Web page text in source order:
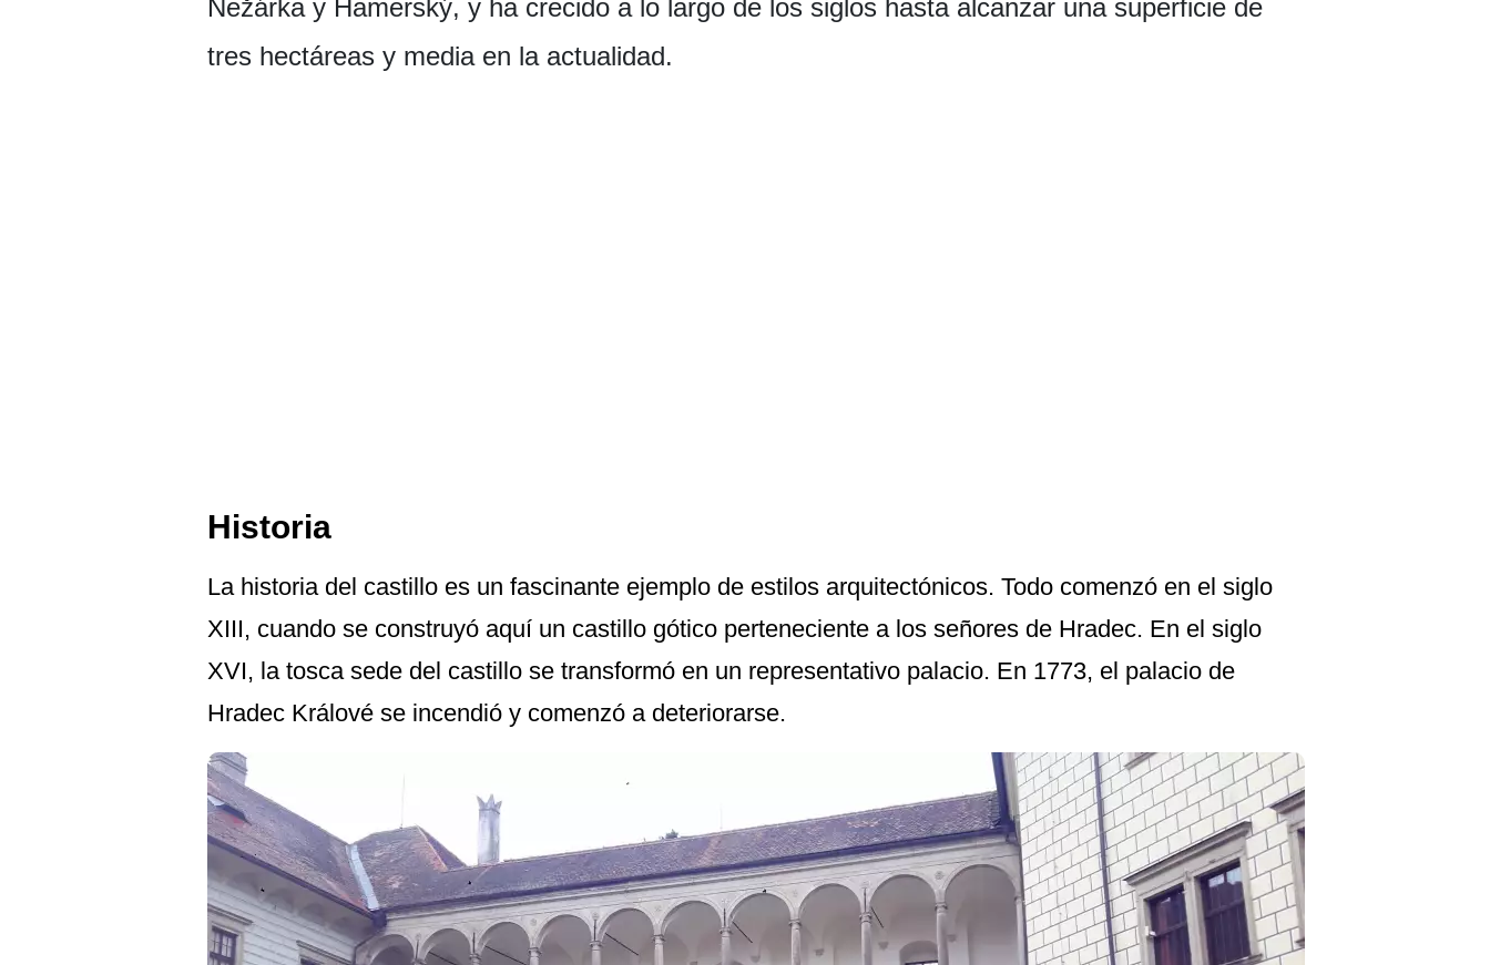
Nežárka y Hamerský, y ha crecido a lo largo de los siglos hasta alcanzar una superficie de
tres hectáreas y media en la actualidad.
Historia
La historia del castillo es un fascinante ejemplo de estilos arquitectónicos. Todo comenzó en el siglo
XIII, cuando se construyó aquí un castillo gótico perteneciente a los señores de Hradec. En el siglo
XVI, la tosca sede del castillo se transformó en un representativo palacio. En 1773, el palacio de
Hradec Králové se incendió y comenzó a deteriorarse.